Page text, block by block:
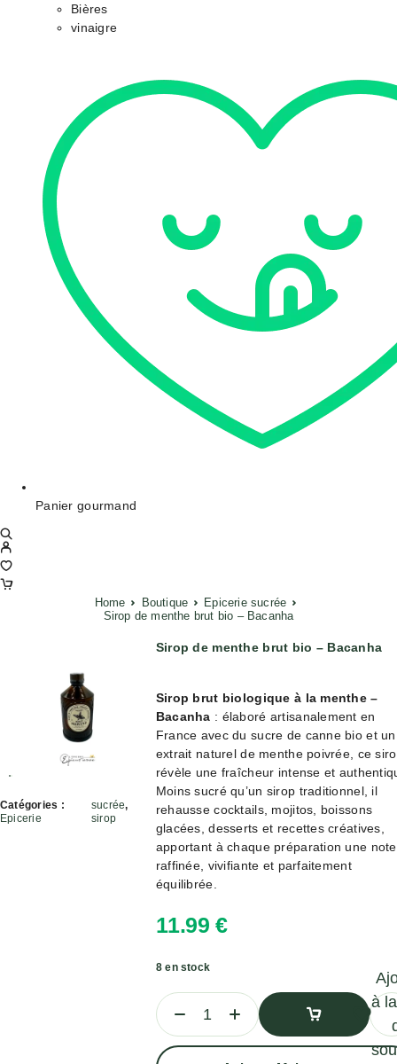
Bières
vinaigre
Panier gourmand
Home Boutique
Epicerie sucrée
Sirop de menthe brut bio – Bacanha
Catégories :
Epicerie
sucrée,
sirop
Sirop de menthe brut bio – Bacanha
Sirop brut biologique à la menthe –
Bacanha : élaboré artisanalement en
France avec du sucre de canne bio et un
extrait naturel de menthe poivrée, ce
révèle une fraîcheur intense et
Moins sucré qu’un sirop traditionnel, il
rehausse cocktails, mojitos, boissons
glacées, desserts et recettes créatives,
apportant à chaque préparation une note
raffinée, vivifiante et parfaitement
équilibrée.
11.99 €
8 en stock
à